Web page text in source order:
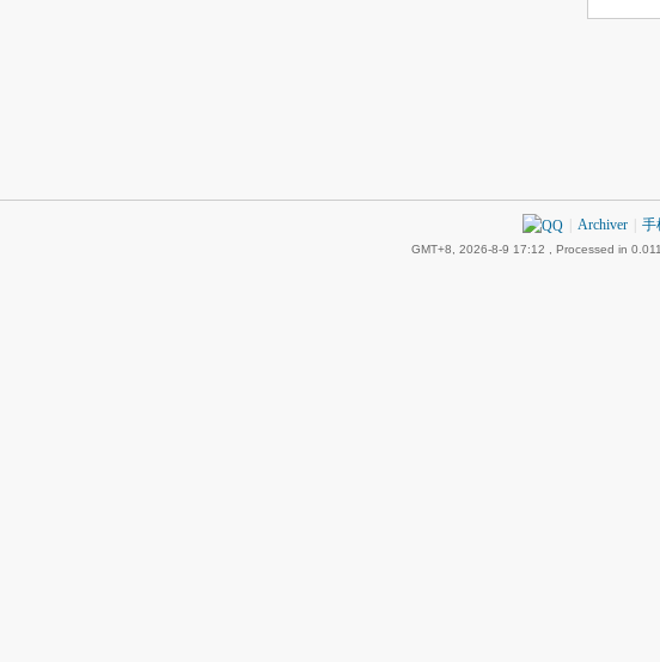
Archiver 手
GMT+8, 2026-8-9 17:12 , Processed in